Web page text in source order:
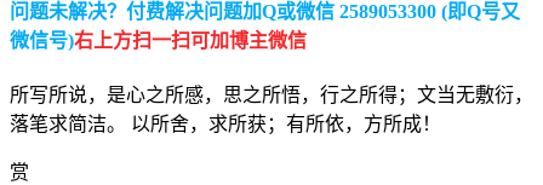
问题未解决？付费解决问题加Q或微信 2589053300 (即Q号又
微信号)右上方扫一扫可加博主微信
所写所说，是心之所感，思之所悟，行之所得；文当无敷衍，
落笔求简洁。 以所舍，求所获；有所依，方所成！
赏